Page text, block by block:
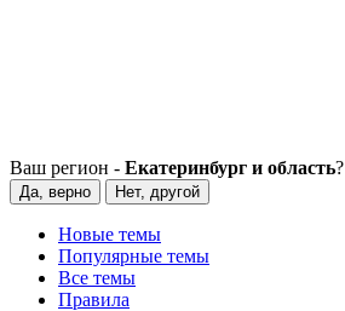
Ваш регион - Екатеринбург и область?
Да, верно Нет, другой
Новые темы
Популярные темы
Все темы
Правила